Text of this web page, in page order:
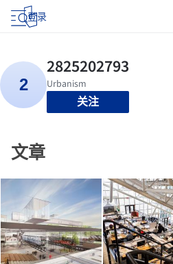
登录
关注
文章